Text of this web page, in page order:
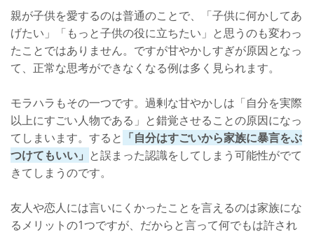
親が子供を愛するのは普通のことで、「子供に何かしてあ
げたい」「もっと子供の役に立ちたい」と思うのも変わっ
たことではありません。ですが甘やかしすぎが原因となっ
て、正常な思考ができなくなる例は多く見られます。
モラハラもその一つです。過剰な甘やかしは「自分を実際
以上にすごい人物である」と錯覚させることの原因になっ
てしまいます。すると 「自分はすごいから家族に暴言をぶ
つけてもいい」 と誤まった認識をしてしまう可能性がでて
きてしまうのです。
友人や恋人には言いにくかったことを言えるのは家族にな
るメリットの1つですが、だからと言って何でもは許され